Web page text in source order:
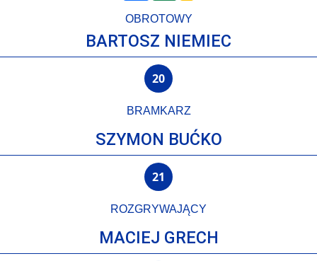
OBROTOWY
BARTOSZ NIEMIEC
20
BRAMKARZ
SZYMON BUĆKO
21
ROZGRYWAJĄCY
MACIEJ GRECH